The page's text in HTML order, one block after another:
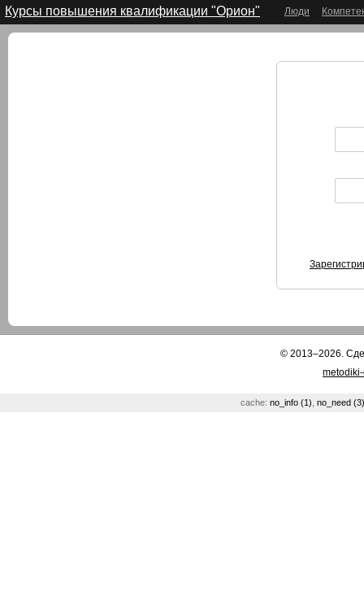
Курсы повышения квалификации "Орион" Люди
© 2013–2026.
cache: no_info (1) no_need (3)